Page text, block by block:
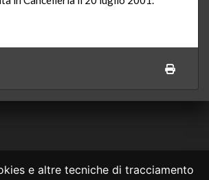
e altre tecniche di tracciamento